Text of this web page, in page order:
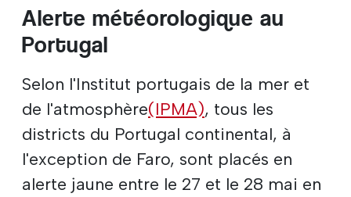
Alerte météorologique au
Portugal
Selon l'Institut portugais de la mer et
de l'atmosphère(IPMA), tous les
districts du Portugal continental, à
l'exception de Faro, sont placés en
alerte jaune entre le 27 et le 28 mai en